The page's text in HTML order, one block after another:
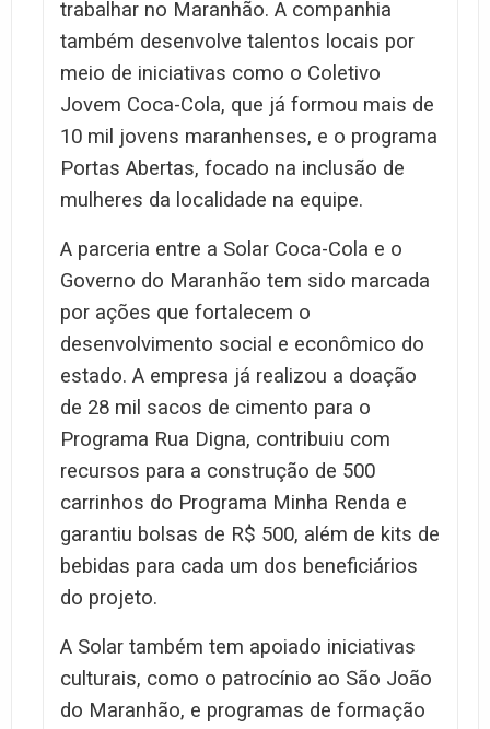
trabalhar no Maranhão. A companhia
também desenvolve talentos locais por
meio de iniciativas como o Coletivo
Jovem Coca-Cola, que já formou mais de
10 mil jovens maranhenses, e o programa
Portas Abertas, focado na inclusão de
mulheres da localidade na equipe.
A parceria entre a Solar Coca-Cola e o
Governo do Maranhão tem sido marcada
por ações que fortalecem o
desenvolvimento social e econômico do
estado. A empresa já realizou a doação
de 28 mil sacos de cimento para o
Programa Rua Digna, contribuiu com
recursos para a construção de 500
carrinhos do Programa Minha Renda e
garantiu bolsas de R$ 500, além de kits de
bebidas para cada um dos beneficiários
do projeto.
A Solar também tem apoiado iniciativas
culturais, como o patrocínio ao São João
do Maranhão, e programas de formação